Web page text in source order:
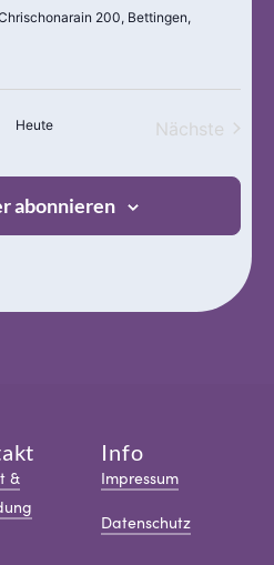
200, Bettingen,
Heute Nächste
abonnieren
&
Info
Impressum
Datenschutz